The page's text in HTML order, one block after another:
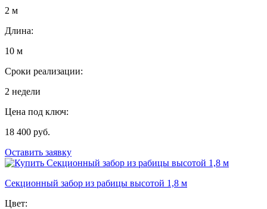
2 м
Длина:
10 м
Сроки реализации:
2 недели
Цена под ключ:
18 400 руб.
Оставить заявку
Секционный забор из рабицы высотой 1,8 м
Цвет: